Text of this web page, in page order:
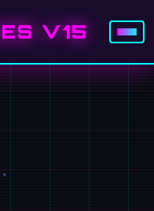
V15